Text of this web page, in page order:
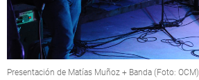
Presentación de Matías Muñoz + Banda (Foto: OCM)